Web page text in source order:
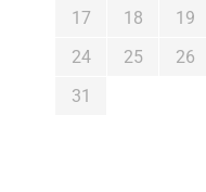
17
18 19
24
25 26
31